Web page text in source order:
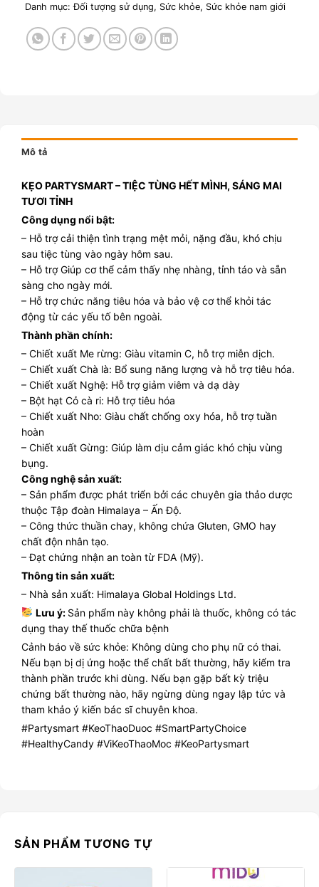
Danh mục:Đối tượng sử dụng, Sức khỏe, Sức khỏe nam giới
Mô tả
KẸO PARTYSMART – TIỆC TÙNG HẾT MÌNH, SÁNG MAI
TƯƠI TỈNH
Công dụng nổi bật:
– Hỗ trợ cải thiện tình trạng mệt mỏi, nặng đầu, khó chịu
sau tiệc tùng vào ngày hôm sau.
– Hỗ trợ Giúp cơ thể cảm thấy nhẹ nhàng, tỉnh táo và sẵn
sàng cho ngày mới.
– Hỗ trợ chức năng tiêu hóa và bảo vệ cơ thể khỏi tác
động từ các yếu tố bên ngoài.
Thành phần chính:
– Chiết xuất Me rừng: Giàu vitamin C, hỗ trợ miễn dịch.
– Chiết xuất Chà là: Bổ sung năng lượng và hỗ trợ tiêu hóa.
– Chiết xuất Nghệ: Hỗ trợ giảm viêm và dạ dày
– Bột hạt Cỏ cà ri: Hỗ trợ tiêu hóa
– Chiết xuất Nho: Giàu chất chống oxy hóa, hỗ trợ tuần
hoàn
– Chiết xuất Gừng: Giúp làm dịu cảm giác khó chịu vùng
bụng.
Công nghệ sản xuất:
– Sản phẩm được phát triển bởi các chuyên gia thảo dược
thuộc Tập đoàn Himalaya – Ấn Độ.
– Công thức thuần chay, không chứa Gluten, GMO hay
chất độn nhân tạo.
– Đạt chứng nhận an toàn từ FDA (Mỹ).
Thông tin sản xuất:
– Nhà sản xuất: Himalaya Global Holdings Ltd.
Lưu ý: Sản phẩm này không phải là thuốc, không có tác
dụng thay thế thuốc chữa bệnh
Cảnh báo về sức khỏe: Không dùng cho phụ nữ có thai.
Nếu bạn bị dị ứng hoặc thể chất bất thường, hãy kiểm tra
thành phần trước khi dùng. Nếu bạn gặp bất kỳ triệu
chứng bất thường nào, hãy ngừng dùng ngay lập tức và
tham khảo ý kiến bác sĩ chuyên khoa.
#Partysmart #KeoThaoDuoc #SmartPartyChoice
#HealthyCandy #ViKeoThaoMoc #KeoPartysmart
SẢN PHẨM TƯƠNG TỰ